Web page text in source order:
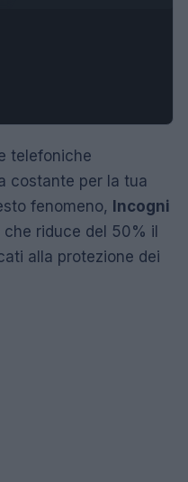
telefoniche
costante per la tua
fenomeno,
Incogni
riduce del 50% il
alla protezione dei